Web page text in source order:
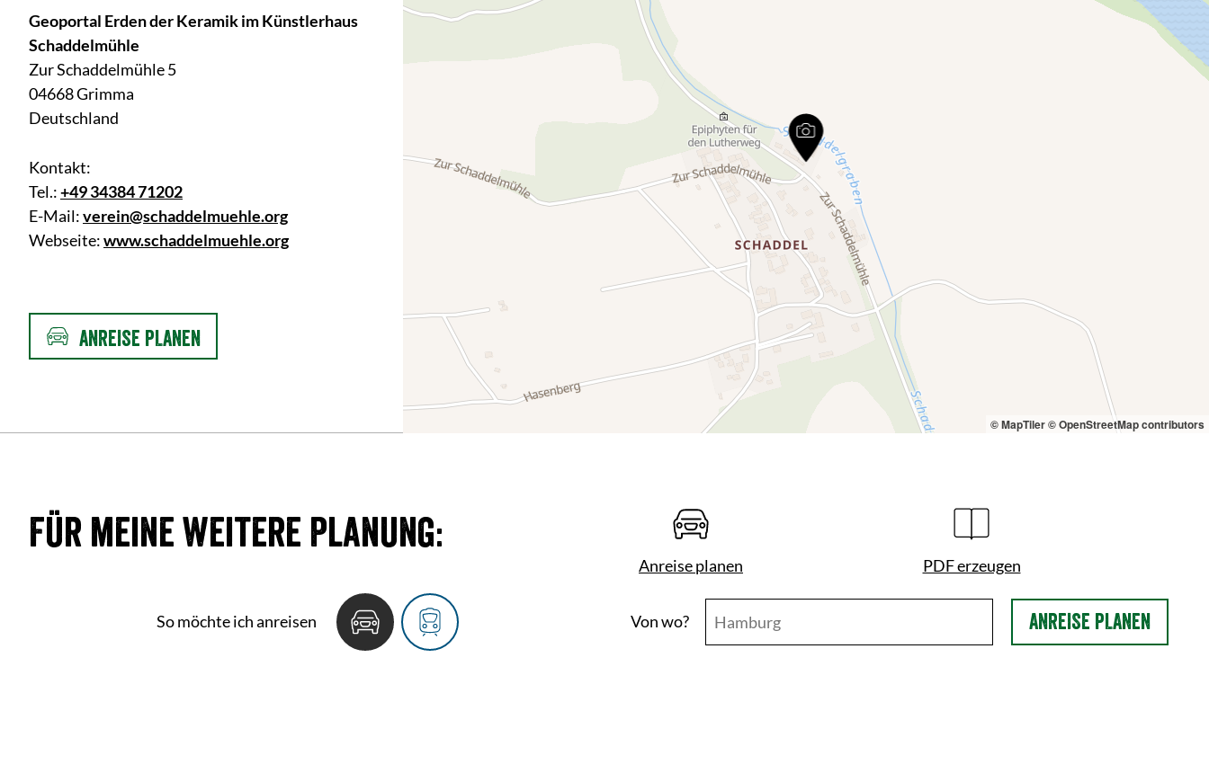
h
Geoportal Erden der Keramik im Künstlerhaus
Schaddelmühle
Zur Schaddelmühle 5
04668 Grimma
Deutschland
Kontakt:
Tel.:+49 34384 71202
E-Mail:verein@schaddelmuehle.org
Webseite:www.schaddelmuehle.org
ANREISE PLANEN
© MapTiler© OpenStreetMap contributors
Für meine weitere Planung:
Anreise planen PDF erzeugen
So möchte ich anreisen Von wo? ANREISE PLANEN